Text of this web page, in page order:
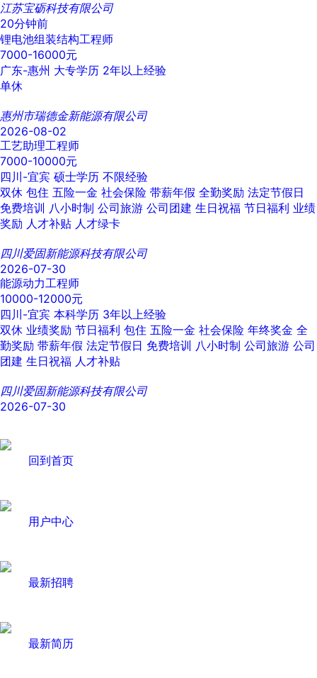
江苏宝砺科技有限公司
20分钟前
锂电池组装结构工程师
7000-16000元
广东-惠州 大专学历 2年以上经验
单休
惠州市瑞德金新能源有限公司
2026-08-02
工艺助理工程师
7000-10000元
四川-宜宾 硕士学历 不限经验
双休 包住 五险一金 社会保险 带薪年假 全勤奖励 法定节假日
免费培训 八小时制 公司旅游 公司团建 生日祝福 节日福利 业绩
奖励 人才补贴 人才绿卡
四川爱固新能源科技有限公司
2026-07-30
能源动力工程师
10000-12000元
四川-宜宾 本科学历 3年以上经验
双休 业绩奖励 节日福利 包住 五险一金 社会保险 年终奖金 全
勤奖励 带薪年假 法定节假日 免费培训 八小时制 公司旅游 公司
团建 生日祝福 人才补贴
四川爱固新能源科技有限公司
2026-07-30
回到首页
用户中心
最新招聘
最新简历